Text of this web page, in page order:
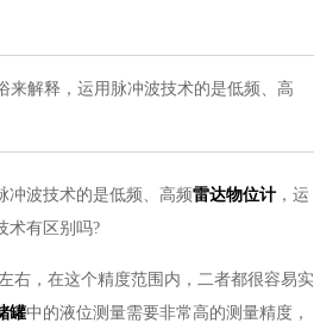
来解释，运用脉冲波技术的是低频、高
冲波技术的是低频、高频雷达物位计 ，运
术有区别吗?
右，在这个精度范围内，二者都很容易实
罐中的液位测量需要非常高的测量精度，